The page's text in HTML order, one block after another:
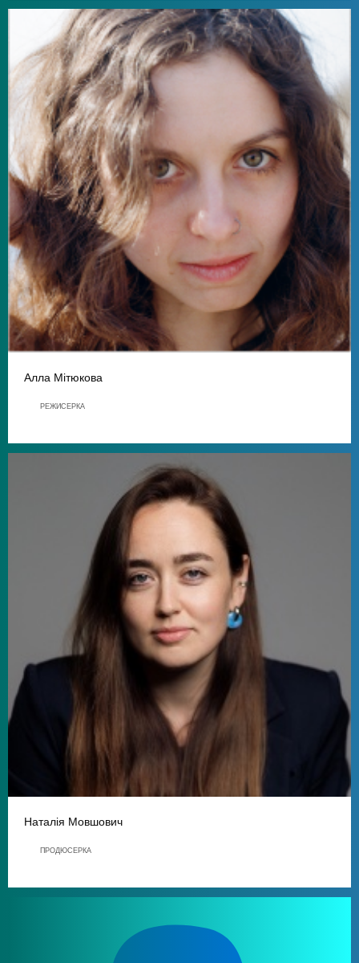
Алла Мітюкова
РЕЖИСЕРКА
Наталія Мовшович
ПРОДЮСЕРКА